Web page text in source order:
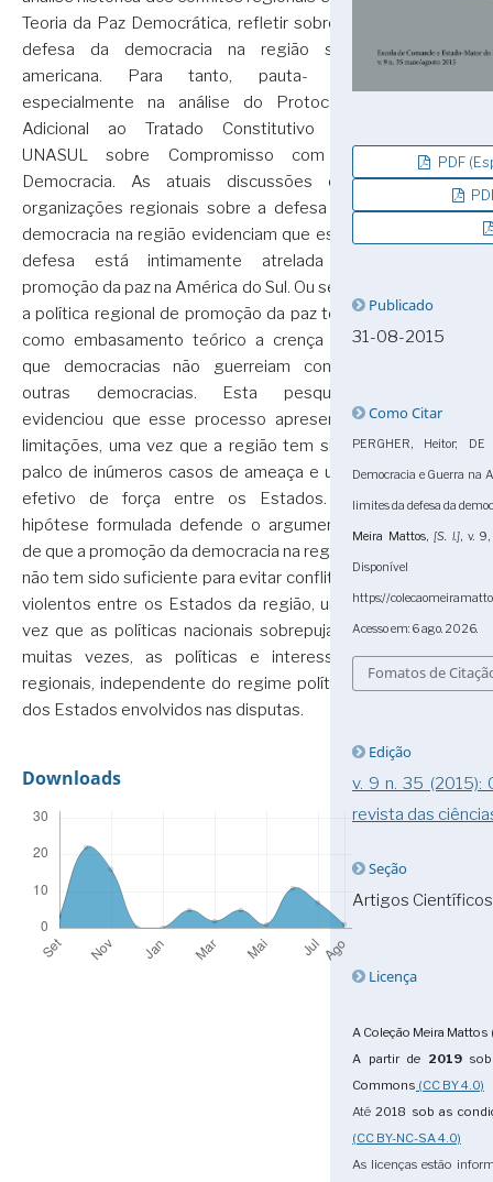
Teoria da Paz Democrática, refletir sobre a
defesa da democracia na região sul-
americana. Para tanto, pauta- se
especialmente na análise do Protocolo
Adicional ao Tratado Constitutivo da
UNASUL sobre Compromisso com a
Democracia. As atuais discussões em
organizações regionais sobre a defesa da
democracia na região evidenciam que essa
defesa está intimamente atrelada à
promoção da paz na América do Sul. Ou seja,
a política regional de promoção da paz tem
como embasamento teórico a crença de
que democracias não guerreiam contra
outras democracias. Esta pesquisa
evidenciou que esse processo apresenta
limitações, uma vez que a região tem sido
palco de inúmeros casos de ameaça e uso
efetivo de força entre os Estados. A
hipótese formulada defende o argumento
de que a promoção da democracia na região
não tem sido suficiente para evitar conflitos
violentos entre os Estados da região, uma
vez que as políticas nacionais sobrepujam,
muitas vezes, as políticas e interesses
regionais, independente do regime político
dos Estados envolvidos nas disputas.
Downloads
PDF
Publicado
31-08-2015
Como Citar
PERGHER, Heitor;
Democracia e Guerra na
limites da defesa da
Meira Mattos, [S. l.], v.
https://
Acesso em: 6 ago. 2026.
Fomatos de
Edição
v. 9 n. 35 (2015):
revista das
Seção
Artigos Científicos
Licença
A Coleção Meira Mattos
A partir de 2019sob
Commons (CC BY 4.0)
Até2018 sob as
(CC BY-NC-SA 4.0)
As licenças estão